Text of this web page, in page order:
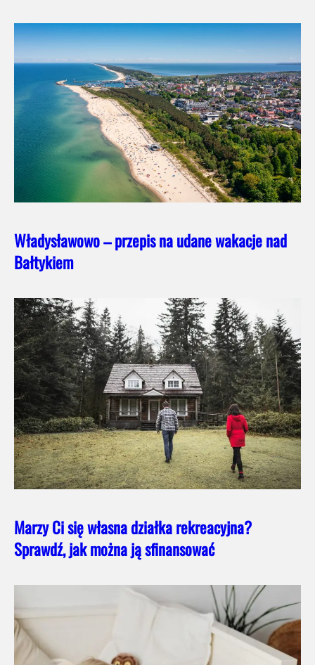
Władysławowo – przepis na udane wakacje nad
Bałtykiem
Marzy Ci się własna działka rekreacyjna?
Sprawdź, jak można ją sfinansować